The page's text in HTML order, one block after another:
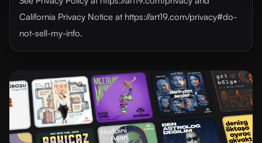
California Privacy Notice at https://art19.com/privacy#do-
not-sell-my-info.